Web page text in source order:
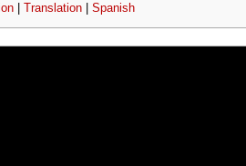
| Translation| Spanish